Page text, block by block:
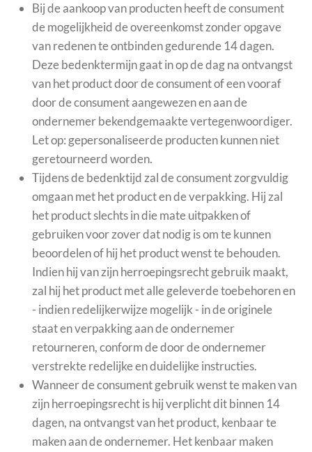
Bij de aankoop van producten heeft de consument
de mogelijkheid de overeenkomst zonder opgave
van redenen te ontbinden gedurende 14 dagen.
Deze bedenktermijn gaat in op de dag na ontvangst
van het product door de consument of een vooraf
door de consument aangewezen en aan de
ondernemer bekendgemaakte vertegenwoordiger.
Let op: gepersonaliseerde producten kunnen niet
geretourneerd worden.
Tijdens de bedenktijd zal de consument zorgvuldig
omgaan met het product en de verpakking. Hij zal
het product slechts in die mate uitpakken of
gebruiken voor zover dat nodig is om te kunnen
beoordelen of hij het product wenst te behouden.
Indien hij van zijn herroepingsrecht gebruik maakt,
zal hij het product met alle geleverde toebehoren en
- indien redelijkerwijze mogelijk - in de originele
staat en verpakking aan de ondernemer
retourneren, conform de door de ondernemer
verstrekte redelijke en duidelijke instructies.
Wanneer de consument gebruik wenst te maken van
zijn herroepingsrecht is hij verplicht dit binnen 14
dagen, na ontvangst van het product, kenbaar te
maken aan de ondernemer. Het kenbaar maken